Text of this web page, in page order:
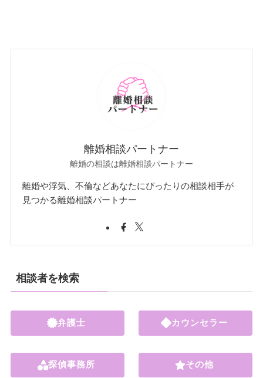
離婚相談パートナー
離婚の相談は離婚相談パートナー
離婚や浮気、不倫などあなたにぴったりの相談相手が
見つかる離婚相談パートナー
相談者を検索
弁護士
探偵事務所
カウンセラー
その他